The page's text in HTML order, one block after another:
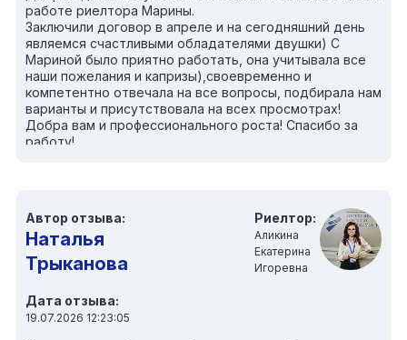
работе риелтора Марины.
Заключили договор в апреле и на сегодняшний день
являемся счастливыми обладателями двушки) С
Мариной было приятно работать, она учитывала все
наши пожелания и капризы),своевременно и
компетентно отвечала на все вопросы, подбирала нам
варианты и присутствовала на всех просмотрах!
Добра вам и профессионального роста! Спасибо за
работу!
Автор отзыва:
Наталья
Трыканова
Дата отзыва:
19.07.2026 12:23:05
Риелтор:
Аликина
Екатерина
Игоревна